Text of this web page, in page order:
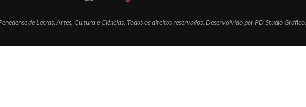
de Letras, Artes, Cultura e Ciências. Todos os direitos reservados. Desenvolvido por PD Studio Gráfico.